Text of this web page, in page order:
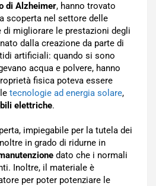
di Alzheimer, hanno trovato
scoperta nel settore delle
di migliorare le prestazioni degli
dalla creazione da parte di
artificiali: quando si sono
acqua e polvere, hanno
fisica poteva essere
tecnologie ad energia solare,
elettriche.
impiegabile per la tutela dei
in grado di ridurne in
dato che i normali
Inoltre, il materiale è
per poter potenziare le